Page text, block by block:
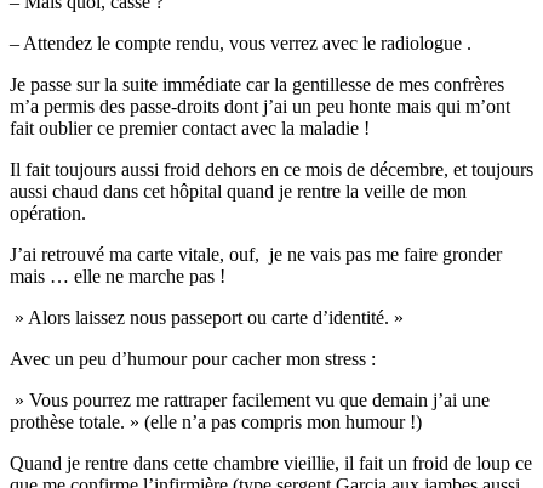
– Attendez le compte rendu, vous verrez avec le radiologue .
Je passe sur la suite immédiate car la gentillesse de mes confrères
m’a permis des passe-droits dont j’ai un peu honte mais qui m’ont
fait oublier ce premier contact avec la maladie !
Il fait toujours aussi froid dehors en ce mois de décembre, et toujours
aussi chaud dans cet hôpital quand je rentre la veille de mon
opération.
J’ai retrouvé ma carte vitale, ouf, je ne vais pas me faire gronder
mais … elle ne marche pas !
» Alors laissez nous passeport ou carte d’identité. »
Avec un peu d’humour pour cacher mon stress :
» Vous pourrez me rattraper facilement vu que demain j’ai une
prothèse totale. » (elle n’a pas compris mon humour !)
Quand je rentre dans cette chambre vieillie, il fait un froid de loup ce